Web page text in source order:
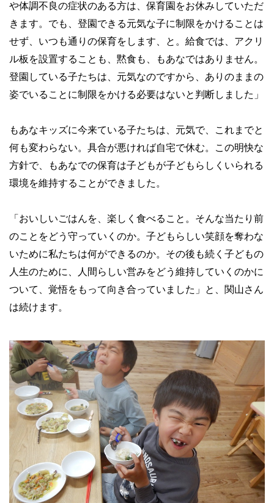
や体調不良の症状のある方は、保育園をお休みしていただ
きます。でも、登園できる元気な子に制限をかけることは
せず、いつも通りの保育をします、と。給食では、アクリ
ル板を設置することも、黙食も、もあなではありません。
登園している子たちは、元気なのですから、ありのままの
姿でいることに制限をかける必要はないと判断しました」
もあなキッズに今来ている子たちは、元気で、これまでと
何も変わらない。具合が悪ければ自宅で休む。この明快な
方針で、もあなでの保育は子どもが子どもらしくいられる
環境を維持することができました。
「おいしいごはんを、楽しく食べること。そんな当たり前
のことをどう守っていくのか。子どもらしい笑顔を奪わな
いために私たちは何ができるのか。その後も続く子どもの
人生のために、人間らしい営みをどう維持していくのかに
ついて、覚悟をもって向き合っていました」と、関山さん
は続けます。